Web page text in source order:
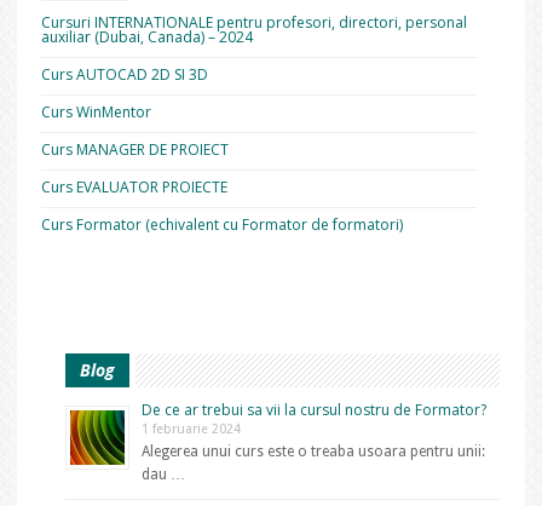
Cursuri INTERNATIONALE pentru profesori, directori, personal
auxiliar (Dubai, Canada) – 2024
Curs AUTOCAD 2D SI 3D
Curs WinMentor
Curs MANAGER DE PROIECT
Curs EVALUATOR PROIECTE
Curs Formator (echivalent cu Formator de formatori)
Blog
De ce ar trebui sa vii la cursul nostru de Formator?
1 februarie 2024
Alegerea unui curs este o treaba usoara pentru unii:
dau …